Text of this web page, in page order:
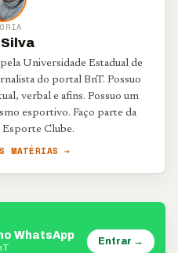
Universidade Estadual de
do portal BnT. Possuo
verbal e afins. Possuo um
esportivo. Faço parte da
Esporte Clube.
MATÉRIAS →
WhatsApp Entrar →